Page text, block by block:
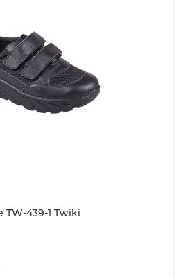
Кроссовки детские TW-439-1 Twiki